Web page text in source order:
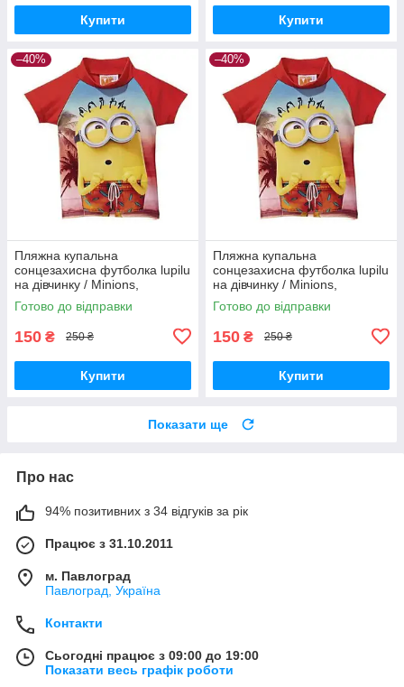
Купити Купити
–40%
Пляжна купальна
сонцезахисна футболка lupilu
на дівчинку / Minions,
посіпаки / р.86-92, 12-24 міс.
Готово до відправки
150 ₴ 250 ₴
Купити
–40%
Пляжна купальна
сонцезахисна футболка lupilu
на дівчинку / Minions,
посіпаки / р.74-80, 6-12 міс.
Готово до відправки
150 ₴ 250 ₴
Купити
Показати ще
Про нас
94% позитивних з 34 відгуків за рік
Працює з 31.10.2011
м. Павлоград
Павлоград, Україна
Контакти
Сьогодні працює з 09:00 до 19:00
Показати весь графік роботи